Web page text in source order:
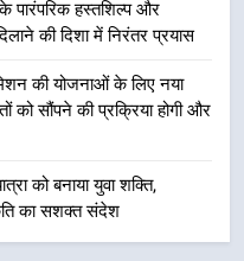
लाभ मिल रहा है
के नेतृत्व में उत्तराखंड के
और हथकरघा उत्पादों
पहचान दिलाने की दिशा में
का फैसला: जल जीवन
पारंपरिक हस्तशिल्प और
की दिशा में निरंतर प्रयास
की योजनाओं के लिए नया
को सौंपने की प्रक्रिया होगी और
को बनाया युवा शक्ति,
का सशक्त संदेश